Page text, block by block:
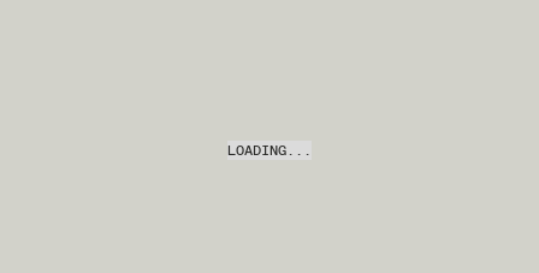
LOADING...